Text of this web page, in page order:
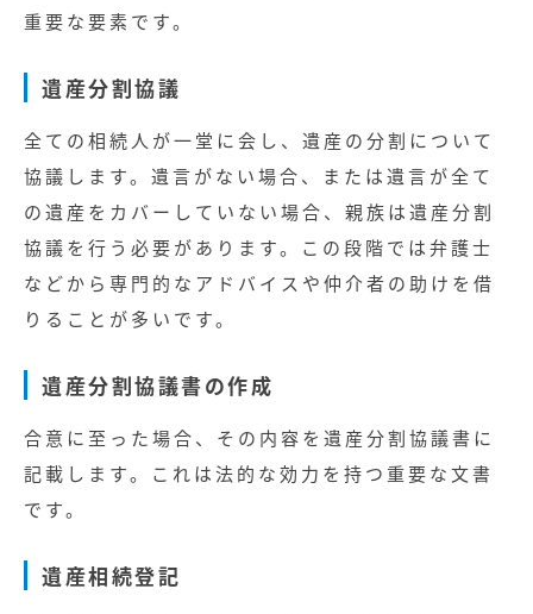
重要な要素です。
遺産分割協議
全ての相続人が一堂に会し、遺産の分割について
協議します。遺言がない場合、または遺言が全て
の遺産をカバーしていない場合、親族は遺産分割
協議を行う必要があります。この段階では弁護士
などから専門的なアドバイスや仲介者の助けを借
りることが多いです。
遺産分割協議書の作成
合意に至った場合、その内容を遺産分割協議書に
記載します。これは法的な効力を持つ重要な文書
です。
遺産相続登記